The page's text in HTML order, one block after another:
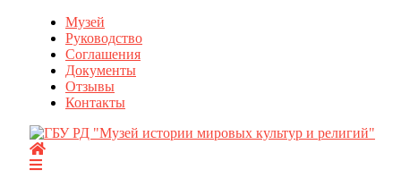
Перейти
содержимому
Музей
Руководство
Соглашения
Документы
Отзывы
Контакты